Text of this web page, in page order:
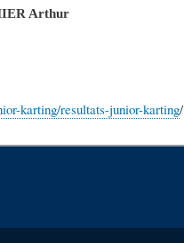
Arthur
karting/resultats-junior-karting/